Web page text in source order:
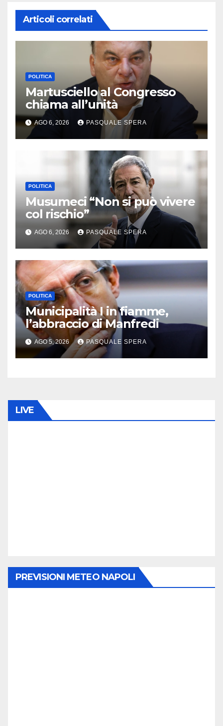
Articoli correlati
POLITICA
Martusciello al Congresso
chiama all’unità
AGO 6, 2026 PASQUALE SPERA
POLITICA
Musumeci “Non si può vivere
col rischio”
AGO 6, 2026 PASQUALE SPERA
POLITICA
Municipalità I in fiamme,
l’abbraccio di Manfredi
AGO 5, 2026 PASQUALE SPERA
LIVE
PREVISIONI METEO NAPOLI